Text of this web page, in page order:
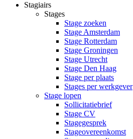
Stagiairs
Stages
Stage zoeken
Stage Amsterdam
Stage Rotterdam
Stage Groningen
Stage Utrecht
Stage Den Haag
Stage per plaats
Stages per werkgever
Stage lopen
Sollicitatiebrief
Stage CV
Stagegesprek
Stageovereenkomst